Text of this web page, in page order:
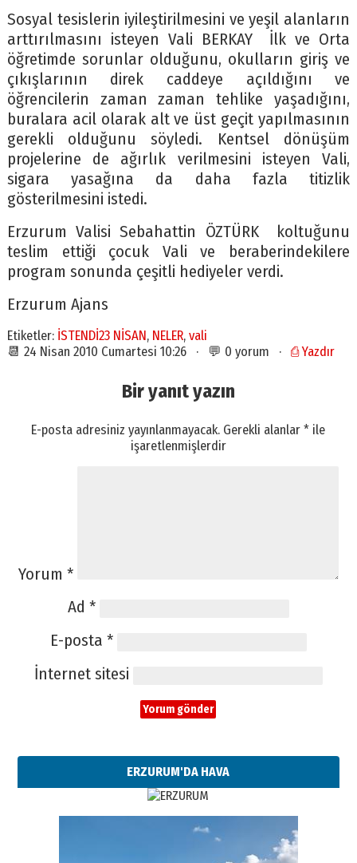
Sosyal tesislerin iyileştirilmesini ve yeşil alanların
arttırılmasını isteyen Vali BERKAY İlk ve Orta
öğretimde sorunlar olduğunu, okulların giriş ve
çıkışlarının direk caddeye açıldığını ve
öğrencilerin zaman zaman tehlike yaşadığını,
buralara acil olarak alt ve üst geçit yapılmasının
gerekli olduğunu söyledi. Kentsel dönüşüm
projelerine de ağırlık verilmesini isteyen Vali,
sigara yasağına da daha fazla titizlik
gösterilmesini istedi.
Erzurum Valisi Sebahattin ÖZTÜRK koltuğunu
teslim ettiği çocuk Vali ve beraberindekilere
program sonunda çeşitli hediyeler verdi.
Erzurum Ajans
Etiketler: İSTENDİ23 NİSAN, NELER, vali
📆 24 Nisan 2010 Cumartesi 10:26 · 💬 0 yorum · ⎙ Yazdır
Bir yanıt yazın
E-posta adresiniz yayınlanmayacak. Gerekli alanlar* ile
işaretlenmişlerdir
Yorum *
Ad *
E-posta *
İnternet sitesi
ERZURUM'DA HAVA